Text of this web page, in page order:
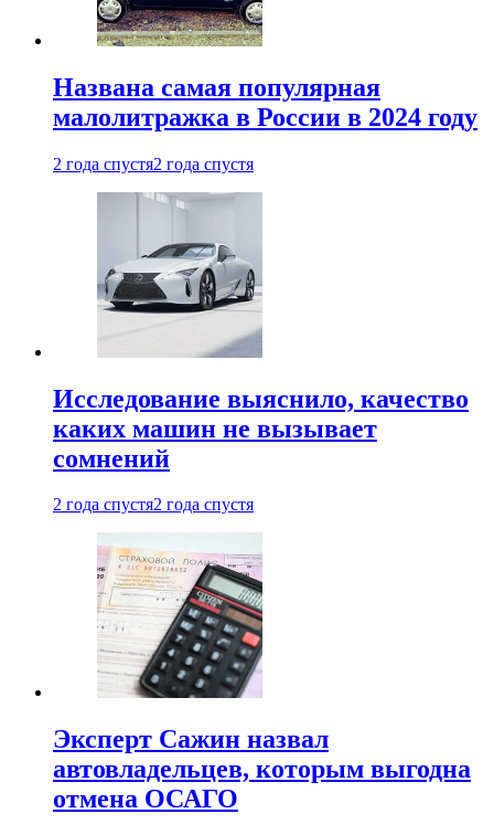
Названа самая популярная
малолитражка в России в 2024 году
2 года спустя2 года спустя
Исследование выяснило, качество
каких машин не вызывает
сомнений
2 года спустя2 года спустя
Эксперт Сажин назвал
автовладельцев, которым выгодна
отмена ОСАГО